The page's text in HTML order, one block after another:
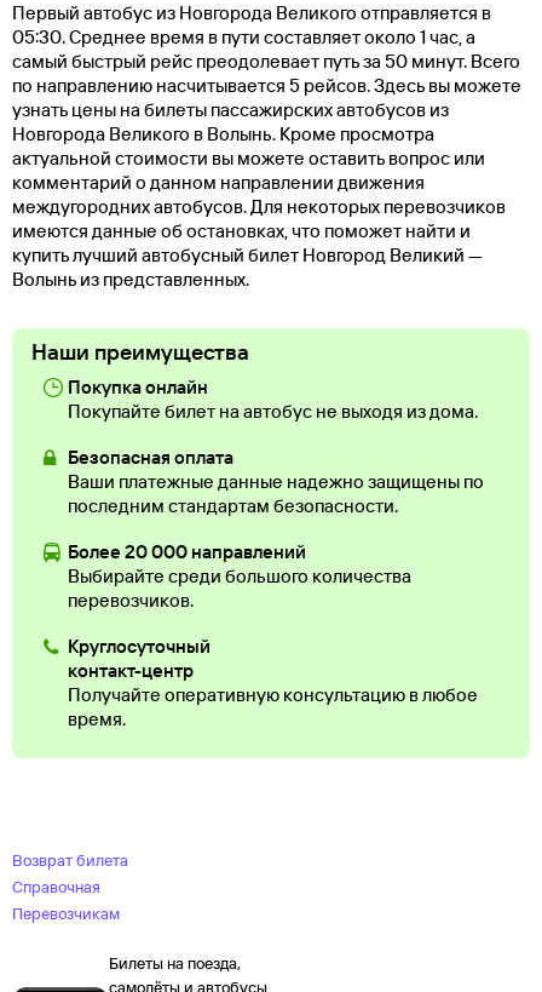
Первый автобус из Новгорода Великого отправляется в
05:30. Среднее время в пути составляет около 1 час, а
самый быстрый рейс преодолевает путь за 50 минут. Всего
по направлению насчитывается 5 рейсов. Здесь вы можете
узнать цены на билеты пассажирских автобусов из
Новгорода Великого в Волынь. Кроме просмотра
актуальной стоимости вы можете оставить вопрос или
комментарий о данном направлении движения
междугородних автобусов. Для некоторых перевозчиков
имеются данные об остановках, что поможет найти и
купить лучший автобусный билет Новгород Великий —
Волынь из представленных.
Наши преимущества
Покупка онлайн
Покупайте билет на автобус не выходя из дома.
Безопасная оплата
Ваши платежные данные надежно защищены по
последним стандартам безопасности.
Более 20 000 направлений
Выбирайте среди большого количества
перевозчиков.
Круглосуточный
контакт-центр
Получайте оперативную консультацию в любое
время.
Возврат билета
Справочная
Перевозчикам
Билеты на поезда,
самолёты и автобусы